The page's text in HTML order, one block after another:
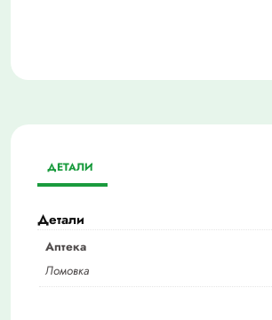
ДЕТАЛИ
Детали
Аптека
Ломовка